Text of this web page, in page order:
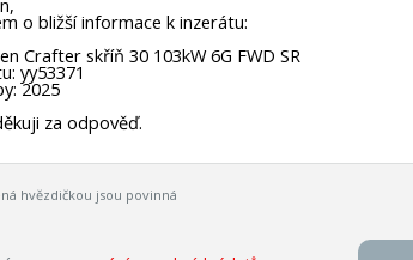
hvězdičkou jsou povinná